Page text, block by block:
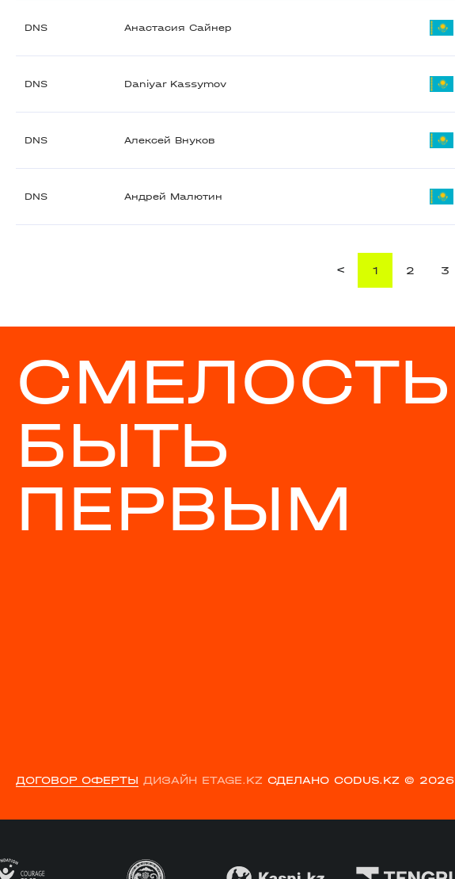
DNS Анастасия Сайнер
DNS Daniyar Kassymov
DNS Алексей Внуков
DNS Андрей Малютин
< 1 2 3
СМЕЛОСТЬ
БЫТЬ
ПЕРВЫМ
ДОГОВОР ОФЕРТЫ ДИЗАЙН ETAGE.KZ СДЕЛАНО CODUS.KZ © 2026